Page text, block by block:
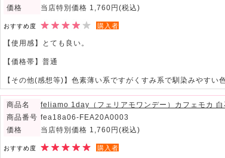
価格
当店特別価格 1,760円 (税込)
おすすめ度 購入者
【使用感】とても良い。
【価格帯】普通
【その他(感想等)】色素薄い系ですがくすみ系で馴染みやすい
商品名
feliamo 1day（フェリアモワンデー）カフェモカ 白
商品番号 fea18a06-FEA20A0003
価格
当店特別価格 1,760円 (税込)
おすすめ度 購入者